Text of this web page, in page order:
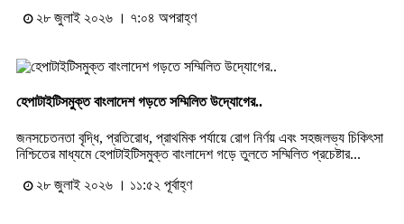
২৮ জুলাই ২০২৬ । ৭:০৪ অপরাহ্ণ
হেপাটাইটিসমুক্ত বাংলাদেশ গড়তে সম্মিলিত উদ্যোগের..
জনসচেতনতা বৃদ্ধি, প্রতিরোধ, প্রাথমিক পর্যায়ে রোগ নির্ণয় এবং সহজলভ্য চিকিৎসা
নিশ্চিতের মাধ্যমে হেপাটাইটিসমুক্ত বাংলাদেশ গড়ে তুলতে সম্মিলিত প্রচেষ্টার...
২৮ জুলাই ২০২৬ । ১১:৫২ পূর্বাহ্ণ